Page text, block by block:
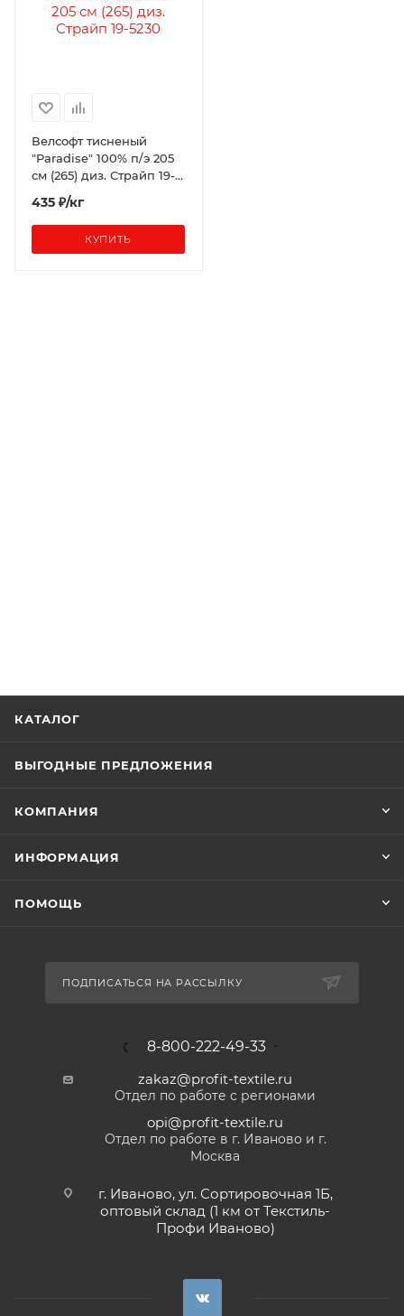
Велсофт тисненый
"Paradise" 100% п/э 205
см (265) диз. Страйп 19-
435 ₽/кг
КУПИТЬ
КАТАЛОГ
ВЫГОДНЫЕ ПРЕДЛОЖЕНИЯ
КОМПАНИЯ
ИНФОРМАЦИЯ
ПОМОЩЬ
ПОДПИСАТЬСЯ НА РАССЫЛКУ
8-800-222-49-33
zakaz@profit-textile.ru
Отдел по работе с регионами
opi@profit-textile.ru
Отдел по работе в г. Иваново и г.
Москва
г. Иваново, ул. Сортировочная 1Б,
оптовый склад (1 км от Текстиль-
Профи Иваново)